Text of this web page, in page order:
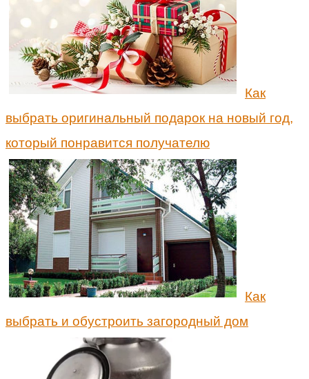
Как
выбрать оригинальный подарок на новый год,
который понравится получателю
Как
выбрать и обустроить загородный дом